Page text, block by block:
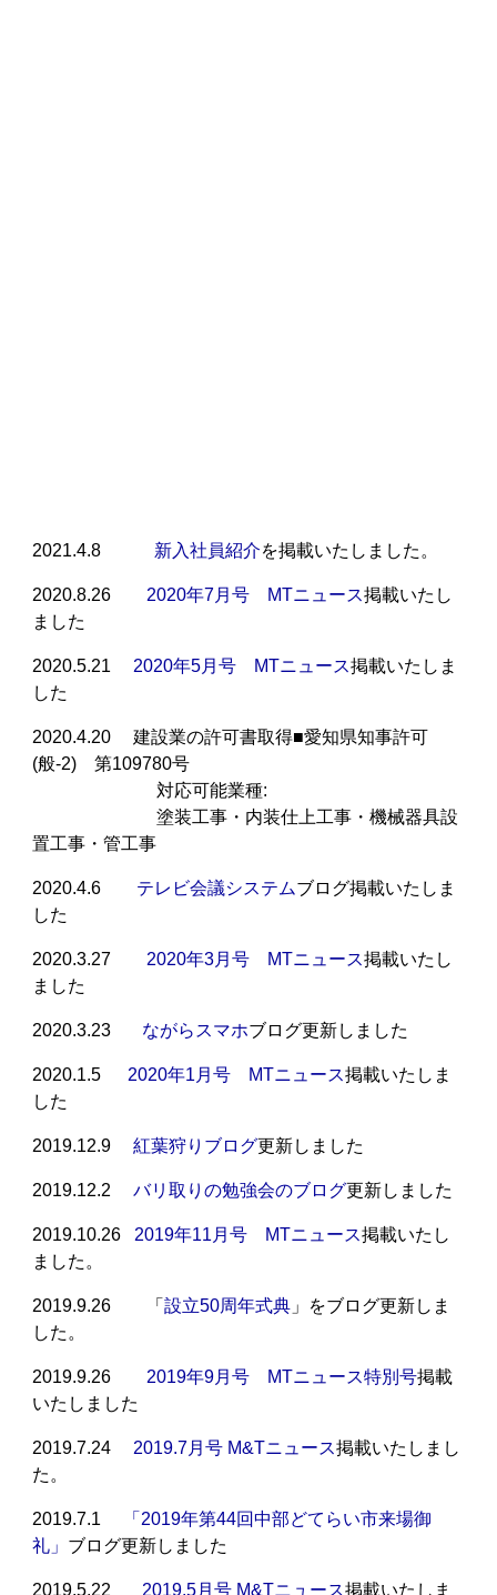
2021.4.8 新入社員紹介を掲載いたしました。
2020.8.262020年7月号 MTニュース掲載いたし
ました
2020.5.212020年5月号 MTニュース掲載いたしま
した
2020.4.20 建設業の許可書取得■愛知県知事許可
(般-2) 第109780号
対応可能業種:
塗装工事・内装仕上工事・機械器具設
置工事・管工事
2020.4.6 テレビ会議システムブログ掲載いたしま
した
2020.3.272020年3月号 MTニュース掲載いたし
ました
2020.3.23 ながらスマホブログ更新しました
2020.1.52020年1月号 MTニュース掲載いたしま
した
2019.12.9紅葉狩りブログ更新しました
2019.12.2バリ取りの勉強会のブログ更新しました
2019.10.262019年11月号 MTニュース掲載いたし
ました。
2019.9.26 「設立50周年式典 」をブログ更新しま
した。
2019.9.262019年9月号 MTニュース特別号掲載
いたしました
2019.7.242019.7月号 M&Tニュース掲載いたしまし
た。
2019.7.1
「2019年第44回中部どてらい市来場御
礼」 ブログ更新しました
2019.5.22 2019.5月号 M&Tニュース掲載いたしま